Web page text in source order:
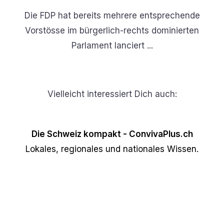
Die FDP hat bereits mehrere entsprechende
Vorstösse im bürgerlich-rechts dominierten
Parlament lanciert ...
Vielleicht interessiert Dich auch:
Die Schweiz kompakt - ConvivaPlus.ch
Lokales, regionales und nationales Wissen.